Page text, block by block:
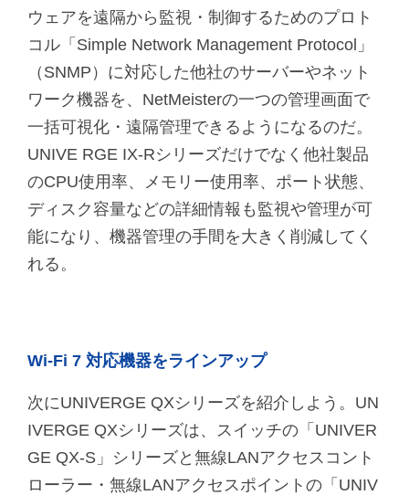
ウェアを遠隔から監視・制御するためのプロト
コル「Simple Network Management Protocol」
（SNMP）に対応した他社のサーバーやネット
ワーク機器を、NetMeisterの一つの管理画面で
一括可視化・遠隔管理できるようになるのだ。
UNIVE RGE IX-Rシリーズだけでなく他社製品
のCPU使用率、メモリー使用率、ポート状態、
ディスク容量などの詳細情報も監視や管理が可
能になり、機器管理の手間を大きく削減してく
れる。
Wi-Fi 7 対応機器をラインアップ
次にUNIVERGE QXシリーズを紹介しよう。UN
IVERGE QXシリーズは、スイッチの「UNIVER
GE QX-S」シリーズと無線LANアクセスコント
ローラー・無線LANアクセスポイントの「UNIV